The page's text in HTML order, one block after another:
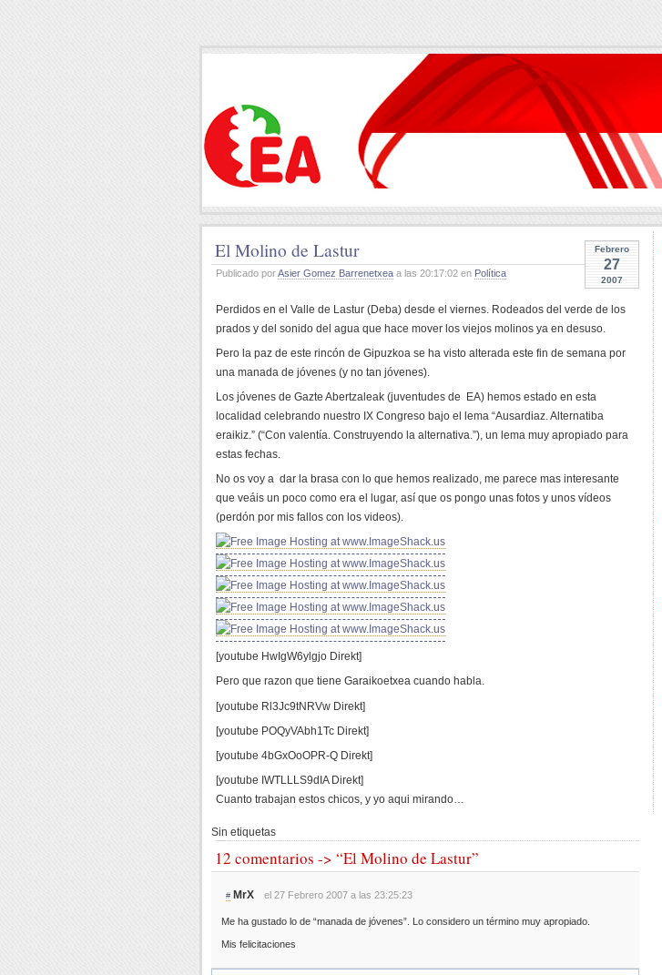
Febrero
27
2007
El Molino de Lastur
Publicado porAsier Gomez Barrenetxea a las 20:17:02 en Política
Perdidos en el Valle de Lastur (Deba) desde el viernes. Rodeados del verde de los
prados y del sonido del agua que hace mover los viejos molinos ya en desuso.
Pero la paz de este rincón de Gipuzkoa se ha visto alterada este fin de semana por
una manada de jóvenes (y no tan jóvenes).
Los jóvenes de Gazte Abertzaleak (juventudes de EA) hemos estado en esta
localidad celebrando nuestro IX Congreso bajo el lema “Ausardiaz. Alternatiba
eraikiz.” (“Con valentía. Construyendo la alternativa.”), un lema muy apropiado para
estas fechas.
No os voy a dar la brasa con lo que hemos realizado, me parece mas interesante
que veáis un poco como era el lugar, así que os pongo unas fotos y unos vídeos
(perdón por mis fallos con los videos).
[youtube HwIgW6ylgjo Direkt]
Pero que razon que tiene Garaikoetxea cuando habla.
[youtube Rl3Jc9tNRVw Direkt]
[youtube POQyVAbh1Tc Direkt]
[youtube 4bGxOoOPR-Q Direkt]
[youtube IWTLLLS9dIA Direkt]
Cuanto trabajan estos chicos, y yo aqui mirando…
Sin etiquetas
12 comentarios -> “El Molino de Lastur”
# MrX el 27 Febrero 2007 a las 23:25:23
Me ha gustado lo de “manada de jóvenes”. Lo considero un término muy apropiado.
Mis felicitaciones